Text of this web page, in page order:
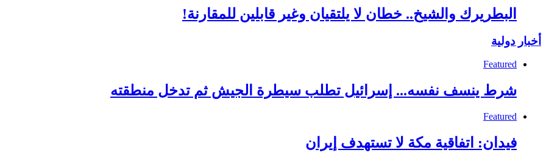
البطريرك والشيخ.. خطان لا يلتقيان وغير قابلين للمقارنة!
أخبار دولية
Featured
شرط ينسف نفسه... إسرائيل تطلب سيطرة الجيش ثم تدخل منطقته
Featured
فيدان: اتفاقية مكة لا تستهدف إيران